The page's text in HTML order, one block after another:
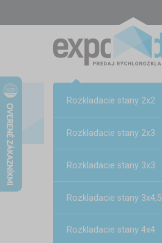
Rozkladacie stany 2x2
Rozkladacie stany 2x3
Rozkladacie stany 3x3
Rozkladacie stany 3x4,5
Rozkladacie stany 4x4